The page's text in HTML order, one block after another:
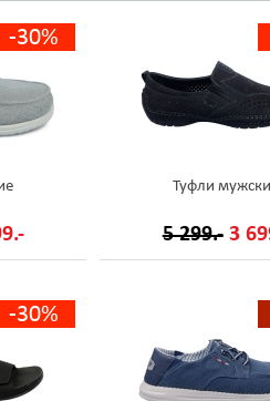
-30%
Туфли
5 299.- 3
-30%